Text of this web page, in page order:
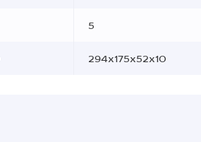
5
294x175x52x10